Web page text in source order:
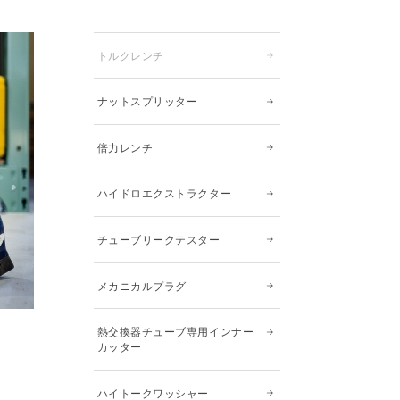
トルクレンチ
ナットスプリッター
倍力レンチ
ハイドロエクストラクター
チューブリークテスター
メカニカルプラグ
熱交換器チューブ専用インナー
カッター
ハイトークワッシャー